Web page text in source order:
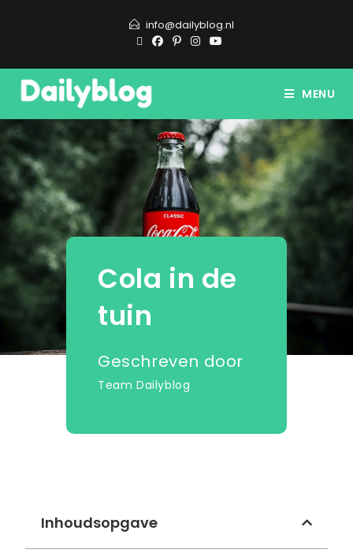
info@dailyblog.nl
MENU
Cola in de
tuin
Geschreven door
Team Dailyblog
Inhoudsopgave